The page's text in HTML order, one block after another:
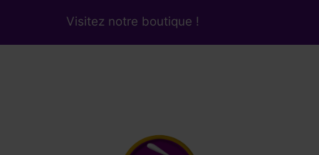
Visitez notre boutique !